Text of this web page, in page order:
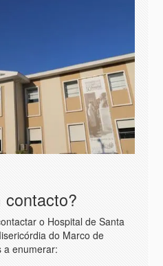
contacto?
o Hospital de Santa
do Marco de
a enumerar: